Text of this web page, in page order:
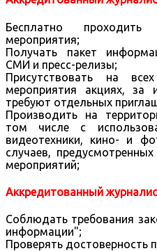
Бесплатно
мероприятия;
Получать пакет
СМИ и пресс-релизы;
Присутствовать на
мероприятия акциях, за
требуют отдельных
Производить на
том числе с
видеотехники, кино- и
случаев,
мероприятий;
Аккредитованный
Соблюдать требования
информации";
Проверять достоверность